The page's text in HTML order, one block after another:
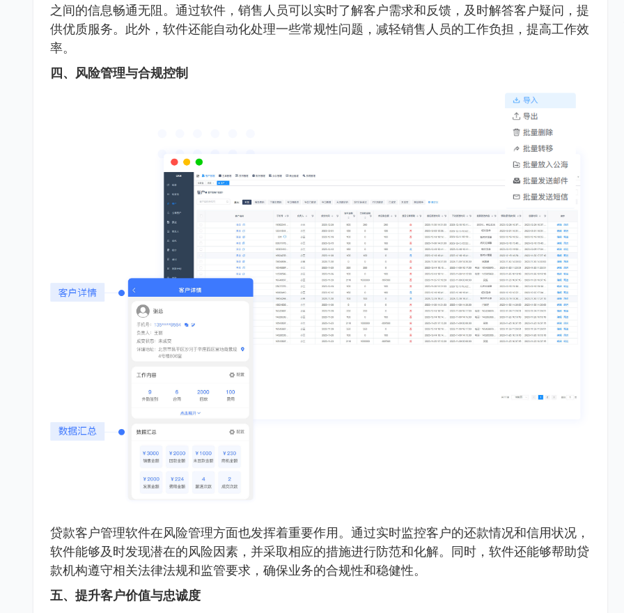
之间的信息畅通无阻。通过软件，销售人员可以实时了解客户需求和反馈，及时解答客户疑问，提
供优质服务。此外，软件还能自动化处理一些常规性问题，减轻销售人员的工作负担，提高工作效
率。
四、风险管理与合规控制
贷款客户管理软件在风险管理方面也发挥着重要作用。通过实时监控客户的还款情况和信用状况，
软件能够及时发现潜在的风险因素，并采取相应的措施进行防范和化解。同时，软件还能够帮助贷
款机构遵守相关法律法规和监管要求，确保业务的合规性和稳健性。
五、提升客户价值与忠诚度